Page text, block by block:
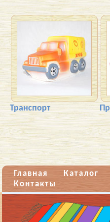
Транспорт
Главная Каталог
Контакты